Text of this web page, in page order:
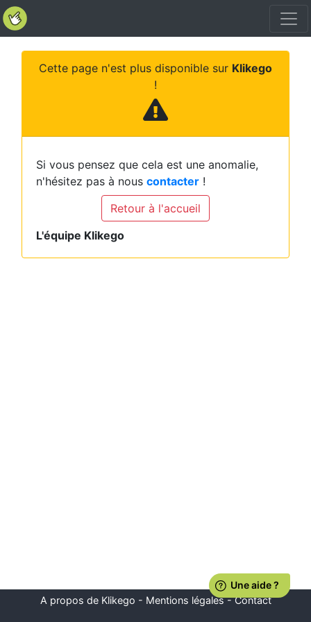
Cette page n'est plus disponible sur Klikego
!
Si vous pensez que cela est une anomalie,
n'hésitez pas à nous contacter !
Retour à l'accueil
L'équipe Klikego
A propos de Klikego - Mentions légales-Contact